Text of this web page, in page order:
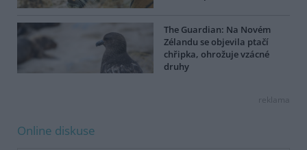
The Guardian: Na Novém
Zélandu se objevila ptačí
chřipka, ohrožuje vzácné
druhy
reklama
Online diskuse